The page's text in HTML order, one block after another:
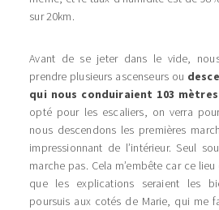
sur 20km.
Avant de se jeter dans le vide,
prendre plusieurs ascenseurs ou
qui nous conduiraient 103
opté pour les escaliers, on verra
nous descendons les premières
impressionnant de l’intérieur. Seul
marche pas. Cela m’embête car ce
que les explications seraient les
poursuis aux cotés de Marie, qui me